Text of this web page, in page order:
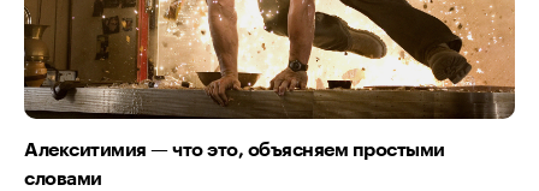
Алекситимия — что это, объясняем простыми
словами